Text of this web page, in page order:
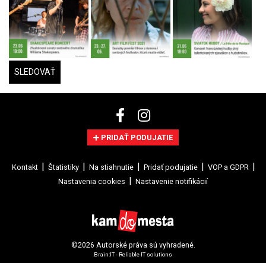
SLEDOVAŤ
PRIDAŤ PODUJATIE
Kontakt Štatistiky Na stiahnutie Pridať podujatie
VOP a GDPR
Nastavenia cookies
Nastavenie notifikácií
©2026 Autorské práva sú vyhradené.
Brain:IT - Reliable IT solutions